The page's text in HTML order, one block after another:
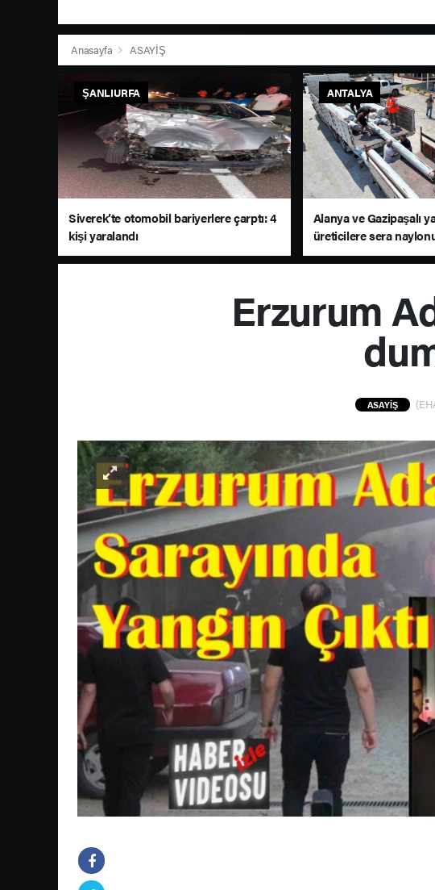
Anasayfa ASAYİŞ
ŞANLIURFA
Siverek’te otomobil bariyerlere çarptı: 4
kişi yaralandı
ANTALYA
Alanya ve Gazipaşalı
üreticilere sera
Erzurum
ASAYİŞ